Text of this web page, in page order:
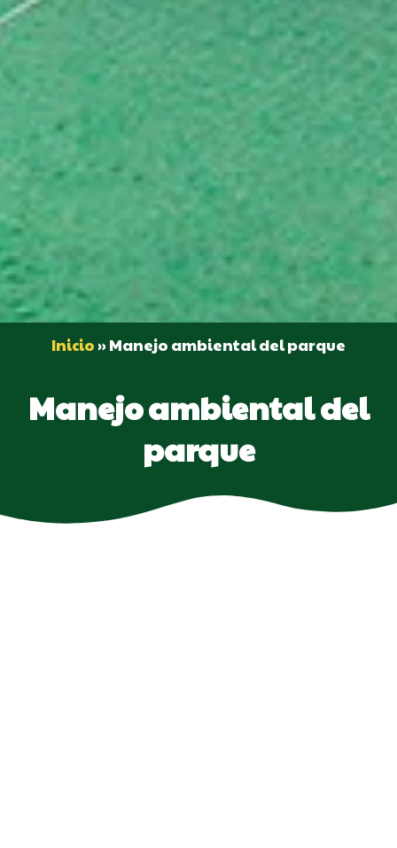
Inicio » Manejo ambiental del parque
Manejo ambiental del
parque